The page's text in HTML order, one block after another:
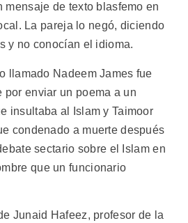
mensaje de texto blasfemo en
La pareja lo negó, diciendo
y no conocían el idioma.
llamado Nadeem James fue
por enviar un poema a un
insultaba al Islam y Taimoor
condenado a muerte después
sectario sobre el Islam en
que un funcionario
Junaid Hafeez, profesor de la